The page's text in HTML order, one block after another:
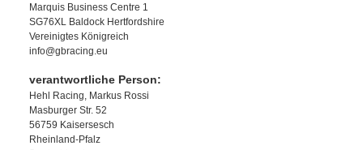
Marquis Business Centre 1
SG76XL Baldock Hertfordshire
Vereinigtes Königreich
info@gbracing.eu
verantwortliche Person:
Hehl Racing, Markus Rossi
Masburger Str. 52
56759 Kaisersesch
Rheinland-Pfalz